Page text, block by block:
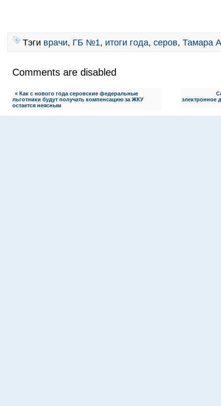
Тэги врачи, ГБ №1, итоги года, серов, Тамара
Comments are disabled
« Как с нового года серовские федеральные
льготники будут получать компенсацию за ЖКУ
остается неясным
электронное